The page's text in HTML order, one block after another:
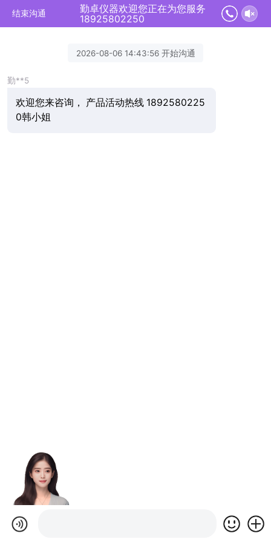
结束沟通
勤卓仪器欢迎您正在为您服务
18925802250
2026-08-06 14:43:56 开始沟通
勤**5
欢迎您来咨询， 产品活动热线 1892580225
0韩小姐